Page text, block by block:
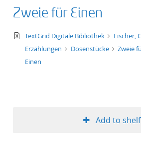
Zweie für Einen
text/xml
TextGrid Digitale Bibliothek
Fischer,
Erzählungen
Dosenstücke Zweie
Einen
Add to shelf